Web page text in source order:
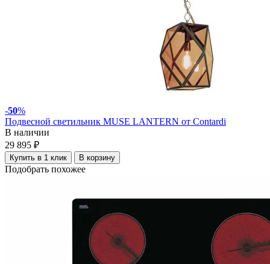
-50%
Подвесной светильник MUSE LANTERN от Contardi
В наличии
29 895 ₽
Купить в 1 клик В корзину
Подобрать похожее